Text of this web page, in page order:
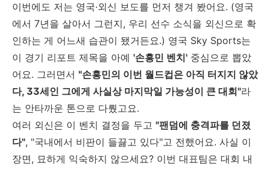
이번에도 저는 영국·외신 보도를 먼저 챙겨 봤어요. (영국
에서 7년을 살아서 그런지, 우리 선수 소식을 외신으로 확
인하는 게 어느새 습관이 됐거든요.) 영국 Sky Sports는
이 경기 리포트 제목을 아예 '손흥민 벤치' 중심으로 뽑았
어요. 그러면서 "손흥민의 이번 월드컵은 아직 터지지 않았
다, 33세인 그에게 사실상 마지막일 가능성이 큰 대회"라
는 안타까운 톤으로 다뤘고요.
여러 외신은 이 벤치 결정을 두고 "팬덤에 충격파를 던졌
다", "국내에서 비판이 들끓고 있다"고 전했어요. 사실 이
장면, 묘하게 익숙하지 않으세요? 이번 대표팀은 대회 내